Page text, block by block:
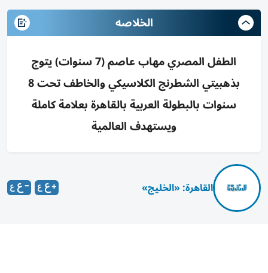
الخلاصه
الطفل المصري مهاب عاصم (7 سنوات) يتوج
بذهبيتي الشطرنج الكلاسيكي والخاطف تحت 8
سنوات بالبطولة العربية بالقاهرة بعلامة كاملة
ويستهدف العالمية
القاهرة: «الخليج»